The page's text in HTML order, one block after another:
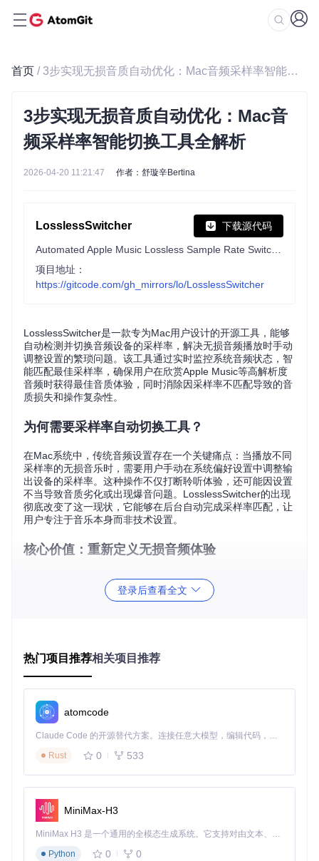
首页 / 3步实现无损音质自动优化：Mac音频采样率智能切换工具全解析
3步实现无损音质自动优化：Mac音
频采样率智能切换工具全解析
2026-04-20 11:21:47 作者：舒璇辛Bertina
LosslessSwitcher 下载源代码
项目地址：
https://gitcode.com/gh_mirrors/lo/LosslessSwitcher
LosslessSwitcher是一款专为Mac用户设计的开源工具，能够
自动检测并切换音频设备的采样率，解决无损音频播放时手动
调整设置的繁琐问题。该工具通过实时监控系统音频状态，智
能匹配最佳采样率，确保用户在欣赏Apple Music等高解析度
音频时获得最佳音质体验，同时消除因采样率不匹配导致的音
质损失和操作复杂性。
为何需要采样率自动切换工具？
在Mac系统中，传统音频设置存在一个关键痛点：当播放不同
采样率的无损音乐时，需要用户手动在系统偏好设置中调整输
出设备的采样率。这种操作不仅打断聆听体验，还可能因设置
不当导致音质劣化或出现爆音问题。LosslessSwitcher的出现
彻底改变了这一现状，它能够在后台自动完成采样率匹配，让
用户专注于音乐本身而非技术设置。
核心价值：重新定义无损音频体验
LosslessSwitcher的核心价值体现在三个方面：首先，
消除了人工操作需求；其次，
保用户随时了解当前音频设备运行情况；最后，
功能解析：如何实现采样率智能匹配？
LosslessSwitcher通过模块化设计实现核心功能。
由Quality/OutputDevices.swift
够识别并控制所有连接的音频输出设备；
Quality/MediaTrack.swift实现，实时检测当前播放音
频的采样率规格；而 Quality/AppDelegate.swift
央突出显示当前设置的96 kHz，红色PCM标识强调对无损音
频格式的支持，让用户一眼即可了解当前音频状态。
登录后查看全文
热门项目推荐相关项目推荐
atomcode
Claude Code 的开源替代方案。连接任意大模型，编辑代码，运行命令，自动验证 — 全自动执行。用 Rust 构建，极致性能。 ｜ An open-source alternative to Claude Code. Connect any LLM, edit code, run commands, and verify changes — autonomously. Built in Rust for speed. Get Started
Rust
0 533
MiniMax-H3
MiniMax H3 是一个通用的全模态生成系统。它支持对由文本、图像、视频和音频组成的多模态上下文进行统一理解，并能生成分辨率高达 2K、时长可达 15 秒的带原生立体声音频的视频。得益于面向任务泛化的系统设计，H3 在预训练阶段就已具备广泛的多模态上下文理解与生成能力，能够出色地执行复杂的多模态指令。
Python
0 0